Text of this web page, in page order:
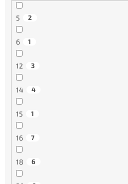
5 2
6 1
12 3
14 4
15 1
16 7
18 6